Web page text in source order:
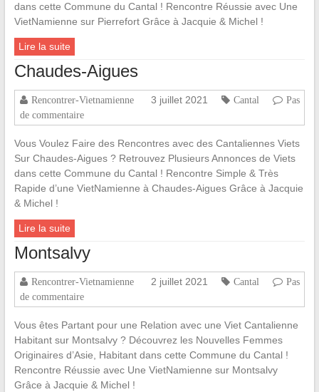
dans cette Commune du Cantal ! Rencontre Réussie avec Une
VietNamienne sur Pierrefort Grâce à Jacquie & Michel !
Lire la suite
Chaudes-Aigues
Rencontrer-Vietnamienne 3 juillet 2021 Cantal
Pas
de commentaire
Vous Voulez Faire des Rencontres avec des Cantaliennes Viets
Sur Chaudes-Aigues ? Retrouvez Plusieurs Annonces de Viets
dans cette Commune du Cantal ! Rencontre Simple & Très
Rapide d’une VietNamienne à Chaudes-Aigues Grâce à Jacquie
& Michel !
Lire la suite
Montsalvy
Rencontrer-Vietnamienne 2 juillet 2021 Cantal
Pas
de commentaire
Vous êtes Partant pour une Relation avec une Viet Cantalienne
Habitant sur Montsalvy ? Découvrez les Nouvelles Femmes
Originaires d’Asie, Habitant dans cette Commune du Cantal !
Rencontre Réussie avec Une VietNamienne sur Montsalvy
Grâce à Jacquie & Michel !